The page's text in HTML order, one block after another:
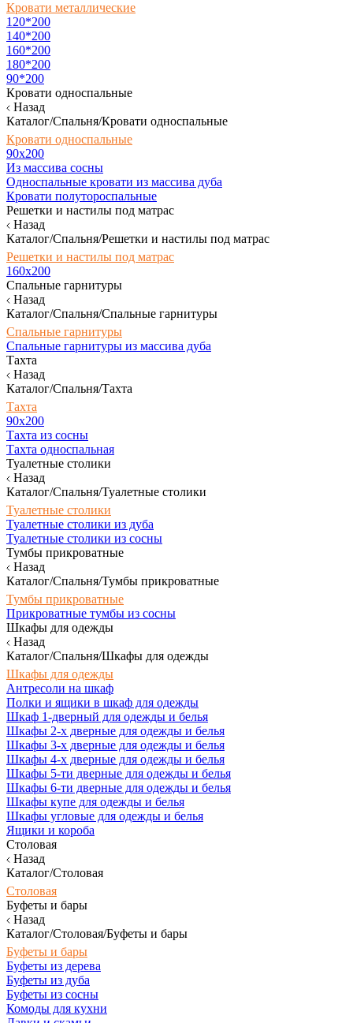
Кровати металлические
120*200
140*200
160*200
180*200
90*200
Кровати односпальные
Назад
Каталог/Спальня/Кровати односпальные
Кровати односпальные
90х200
Из массива сосны
Односпальные кровати из массива дуба
Кровати полутороспальные
Решетки и настилы под матрас
Назад
Каталог/Спальня/Решетки и настилы под матрас
Решетки и настилы под матрас
160х200
Спальные гарнитуры
Назад
Каталог/Спальня/Спальные гарнитуры
Спальные гарнитуры
Спальные гарнитуры из массива дуба
Тахта
Назад
Каталог/Спальня/Тахта
Тахта
90х200
Тахта из сосны
Тахта односпальная
Туалетные столики
Назад
Каталог/Спальня/Туалетные столики
Туалетные столики
Туалетные столики из дуба
Туалетные столики из сосны
Тумбы прикроватные
Назад
Каталог/Спальня/Тумбы прикроватные
Тумбы прикроватные
Прикроватные тумбы из сосны
Шкафы для одежды
Назад
Каталог/Спальня/Шкафы для одежды
Шкафы для одежды
Антресоли на шкаф
Полки и ящики в шкаф для одежды
Шкаф 1-дверный для одежды и белья
Шкафы 2-х дверные для одежды и белья
Шкафы 3-х дверные для одежды и белья
Шкафы 4-х дверные для одежды и белья
Шкафы 5-ти дверные для одежды и белья
Шкафы 6-ти дверные для одежды и белья
Шкафы купе для одежды и белья
Шкафы угловые для одежды и белья
Ящики и короба
Столовая
Назад
Каталог/Столовая
Столовая
Буфеты и бары
Назад
Каталог/Столовая/Буфеты и бары
Буфеты и бары
Буфеты из дерева
Буфеты из дуба
Буфеты из сосны
Комоды для кухни